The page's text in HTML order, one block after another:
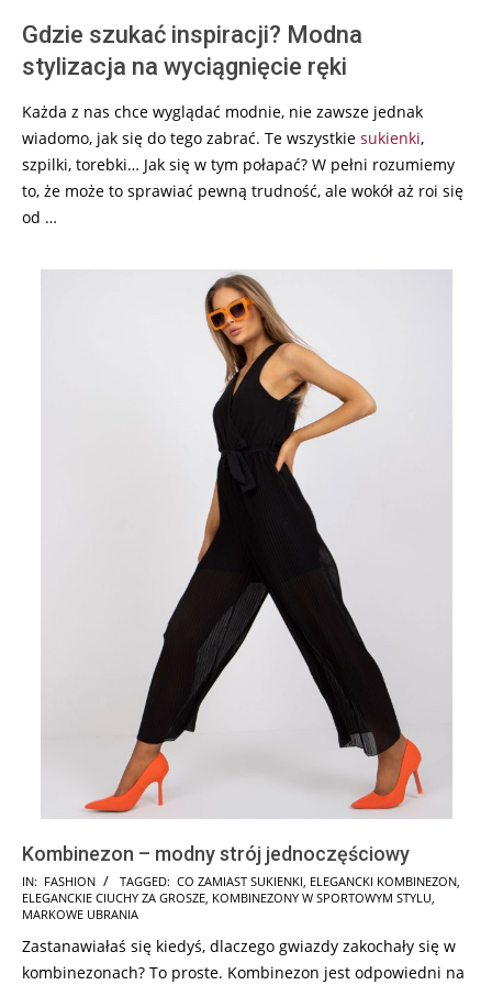
Gdzie szukać inspiracji? Modna
stylizacja na wyciągnięcie ręki
Każda z nas chce wyglądać modnie, nie zawsze jednak
wiadomo, jak się do tego zabrać. Te wszystkie sukienki,
szpilki, torebki… Jak się w tym połapać? W pełni rozumiemy
to, że może to sprawiać pewną trudność, ale wokół aż roi się
od …
Kombinezon – modny strój jednoczęściowy
2025-
07-
IN: FASHION TAGGED: CO ZAMIAST SUKIENKI, ELEGANCKI KOMBINEZON,
ELEGANCKIE CIUCHY ZA GROSZE, KOMBINEZONY W SPORTOWYM STYLU,
MARKOWE UBRANIA
Zastanawiałaś się kiedyś, dlaczego gwiazdy zakochały się w
kombinezonach? To proste. Kombinezon jest odpowiedni na